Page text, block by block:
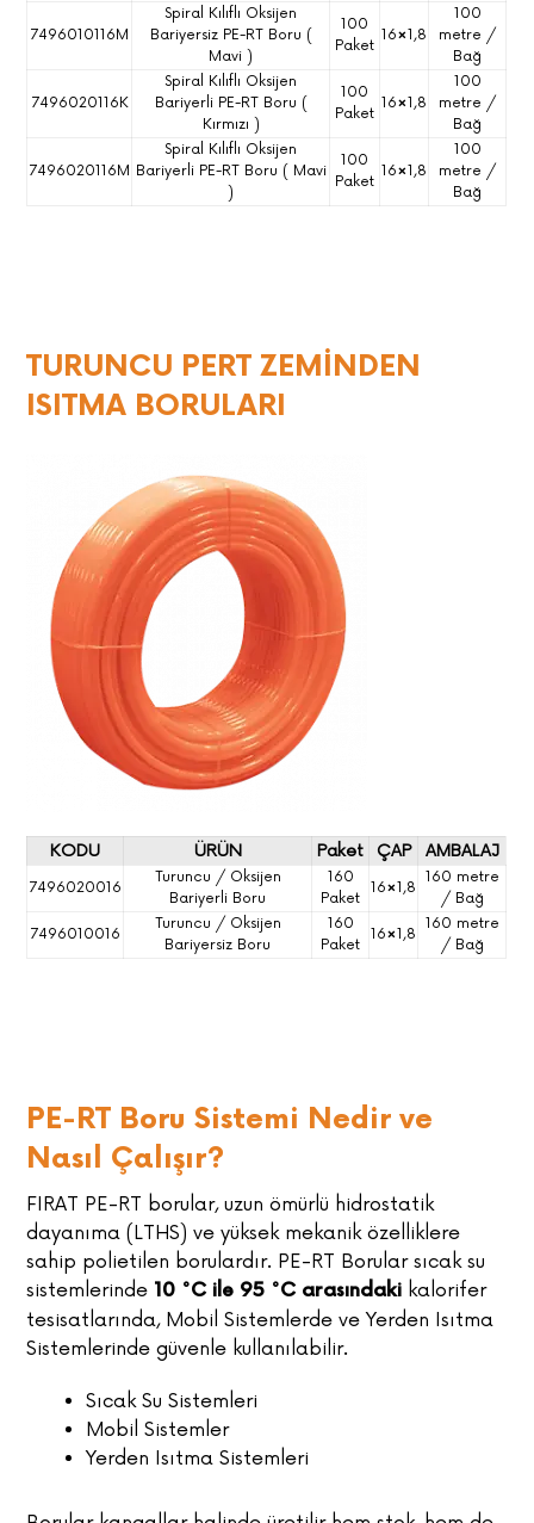
7496010116M
Spiral Kılıflı Oksijen
Bariyersiz PE-RT Boru (
Mavi )
100
Paket
16×1,8
100
metre /
Bağ
7496020116K
Spiral Kılıflı Oksijen
Bariyerli PE-RT Boru (
Kırmızı )
100
Paket
16×1,8
100
metre /
Bağ
7496020116M
Spiral Kılıflı Oksijen
Bariyerli PE-RT Boru ( Mavi
)
100
Paket
16×1,8
100
metre /
Bağ
TURUNCU PERT ZEMİNDEN
ISITMA BORULARI
KODU ÜRÜN Paket ÇAP AMBALAJ
7496020016
Turuncu / Oksijen
Bariyerli Boru
160
Paket
16×1,8
160 metre
/ Bağ
7496010016
Turuncu / Oksijen
Bariyersiz Boru
160
Paket
16×1,8
160 metre
/ Bağ
PE-RT Boru Sistemi Nedir ve
Nasıl Çalışır?
FIRAT PE-RT borular, uzun ömürlü hidrostatik
dayanıma (LTHS) ve yüksek mekanik özelliklere
sahip polietilen borulardır. PE-RT Borular sıcak su
sistemlerinde 10 °C ile 95 °C arasındaki kalorifer
tesisatlarında, Mobil Sistemlerde ve Yerden Isıtma
Sistemlerinde güvenle kullanılabilir.
Sıcak Su Sistemleri
Mobil Sistemler
Yerden Isıtma Sistemleri